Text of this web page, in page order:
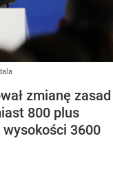
zmianę zasad
800 plus
3600